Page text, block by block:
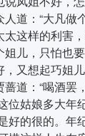
人道：“大凡做
太这样的利害
儿，只怕也
，又想起巧姐
蔷道：“喝酒罢
位姑娘多大年
好的很的。年